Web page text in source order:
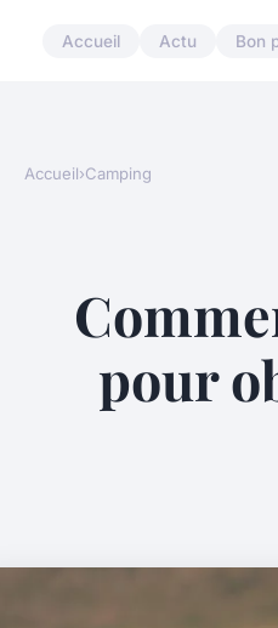
Accueil Actu Bon
Accueil›Camping
pour